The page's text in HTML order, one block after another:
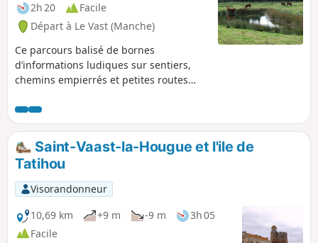
2h 20
Facile
Départ à Le Vast (Manche)
Ce parcours balisé de bornes
d’informations ludiques sur sentiers,
chemins empierrés et petites routes
historique et naturel de cette commune
traversée par la Rivière la Saire.Ce
parcours a été inspiré d'un projet du
Centre Permanent d'Initiative pour
l'Environnement du Cotentin.
Saint-Vaast-la-Hougue et l'ile de
Tatihou
Visorandonneur
10,69 km
+9 m -9 m
3h 05
Facile